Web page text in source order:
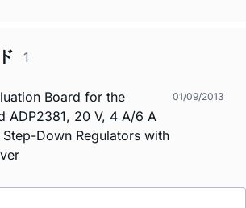
1
Board for the
ADP2381, 20 V, 4 A/6 A
Down Regulators with
01/09/2013